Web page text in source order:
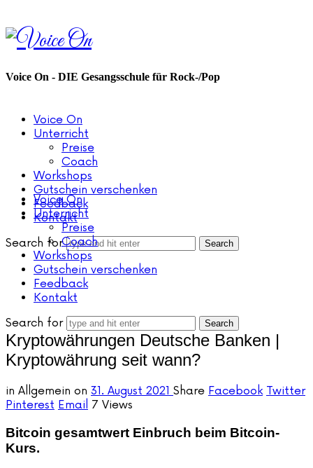
Voice
On
Voice On - DIE Gesangsschule für Rock-/Pop
Voice On
Unterricht
Preise
Coach
Workshops
Gutschein verschenken
Feedback
Kontakt
Search for
Voice On
Unterricht
Preise
Coach
Workshops
Gutschein verschenken
Feedback
Kontakt
Search for
Kryptowährungen Deutsche Banken |
Kryptowährung seit wann?
in Allgemein on 31. August 2021 Share Facebook Twitter
Pinterest Email 7 Views
Bitcoin gesamtwert Einbruch beim Bitcoin-
Kurs.